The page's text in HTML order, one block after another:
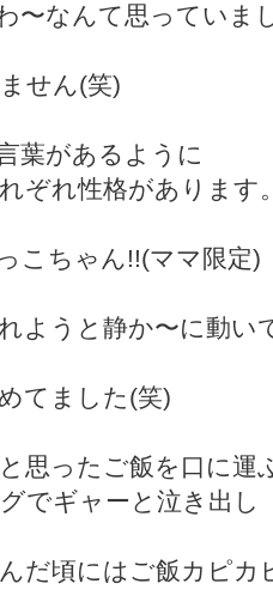
〜なんて思っていま
せん(笑)
葉があるように
ぞれ性格があります
こちゃん!!(ママ限定)
ようと静か〜に動い
てました(笑)
思ったご飯を口に運
でギャーと泣き出し
だ頃にはご飯カピ